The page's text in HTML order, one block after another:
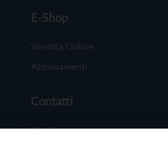
E-Shop
Vendita Online
Abbonamenti
Contatti
Chi Siamo